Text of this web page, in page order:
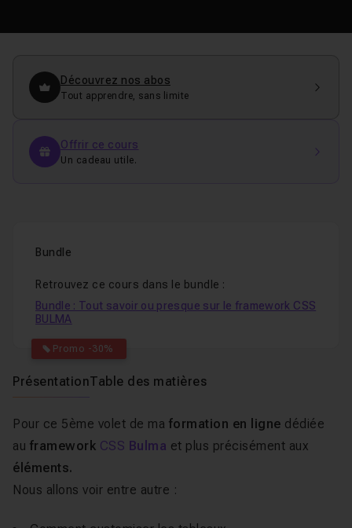
Découvrez nos abos
Tout apprendre, sans limite
Offrir ce cours
Un cadeau utile.
Bundle
Retrouvez ce cours dans le bundle :
Promo -30%
Bundle : Tout savoir ou presque sur le framework CSS
BULMA
PrésentationTable des matières
Pour ce 5ème volet de ma formation en ligne dédiée
au framework CSS Bulma et plus précisément aux
éléments.
Nous allons voir entre autre :